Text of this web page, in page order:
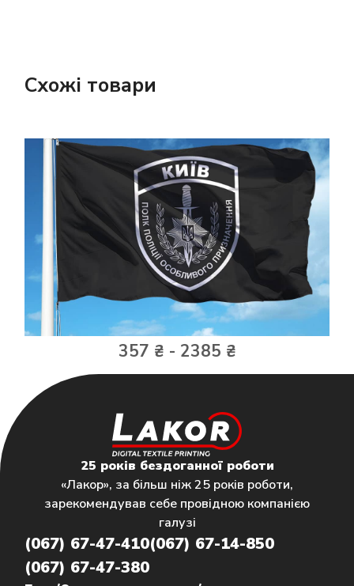
Схожі товари
357 ₴ - 2385 ₴
25 років бездоганної роботи
«Лакор», за більш ніж 25 років роботи,
зарекомендував себе провідною компанією
галузі
(067) 67-47-410(067) 67-14-850
(067) 67-47-380